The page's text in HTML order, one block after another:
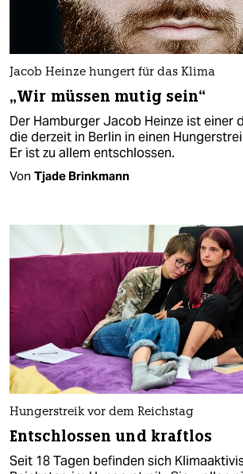
Jacob Heinze hungert für das Klima
„Wir müssen mutig sein“
Der Hamburger Jacob Heinze ist einer
die derzeit in Berlin in einen
Er ist zu allem entschlossen.
Von Tjade Brinkmann
Hungerstreik vor dem Reichstag
Entschlossen und kraftlos
Seit 18 Tagen befinden sich